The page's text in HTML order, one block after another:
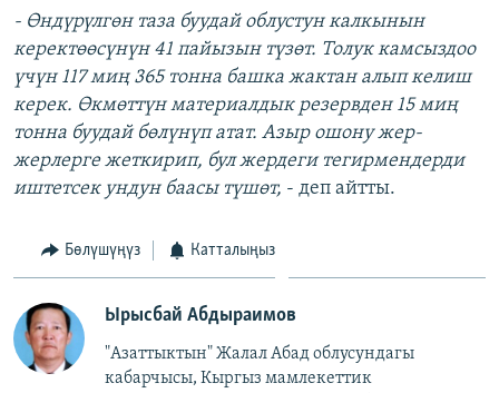
- Өндүрүлгөн таза буудай облустун калкынын
керектөөсүнүн 41 пайызын түзөт. Толук камсыздоо
үчүн 117 миң 365 тонна башка жактан алып келиш
керек. Өкмөттүн материалдык резервден 15 миң
тонна буудай бөлүнүп атат. Азыр ошону жер-
жерлерге жеткирип, бул жердеги тегирмендерди
иштетсек ундун баасы түшөт, - деп айтты.
Бөлүшүңүз Катталыңыз
Ырысбай Абдыраимов
"Азаттыктын" Жалал Абад облусундагы
кабарчысы, Кыргыз мамлекеттик